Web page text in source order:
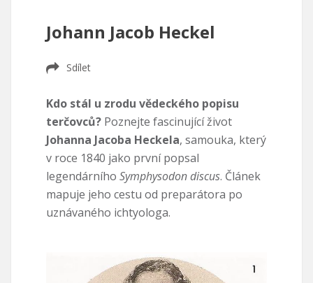
Johann Jacob Heckel
Sdílet
Kdo stál u zrodu vědeckého popisu
terčovců? Poznejte fascinující život
Johanna Jacoba Heckela, samouka, který
v roce 1840 jako první popsal
legendárního Symphysodon discus. Článek
mapuje jeho cestu od preparátora po
uznávaného ichtyologa.